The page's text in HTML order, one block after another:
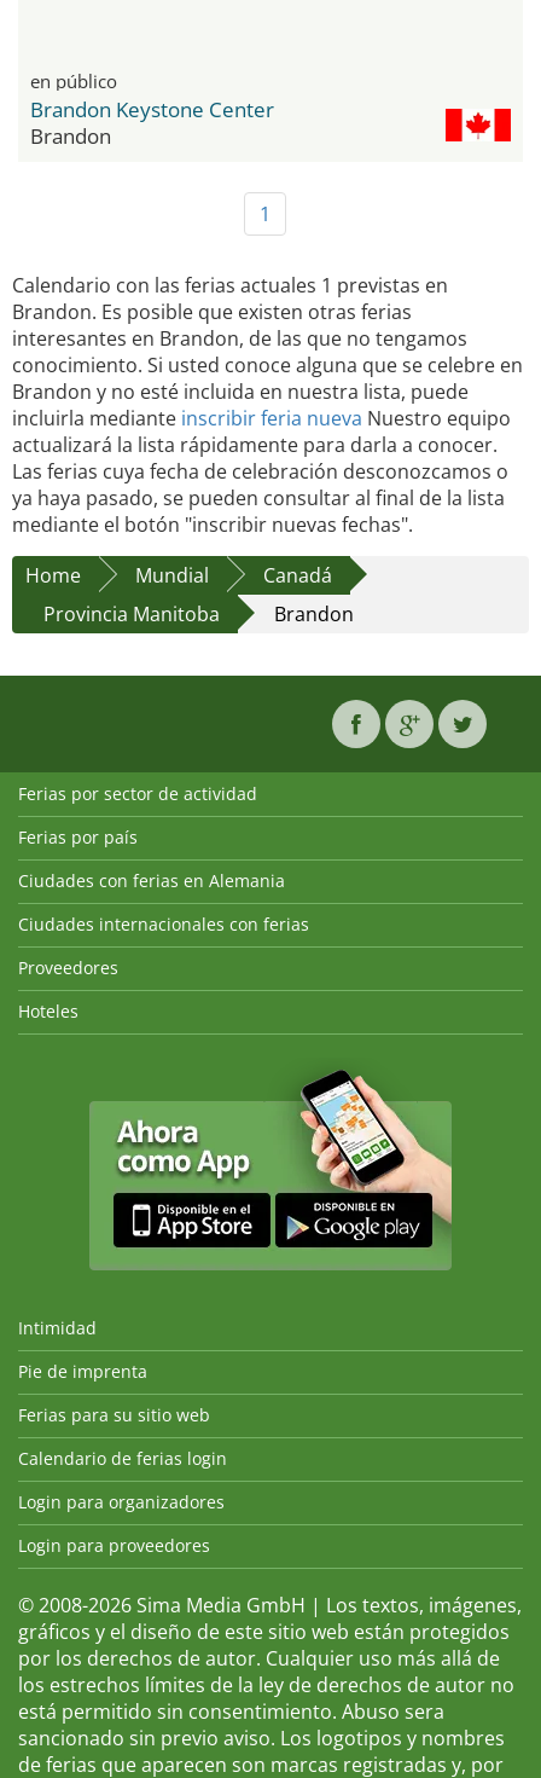
en público
Brandon Keystone Center
Brandon
1
Calendario con las ferias actuales 1 previstas en
Brandon. Es posible que existen otras ferias
interesantes en Brandon, de las que no tengamos
conocimiento. Si usted conoce alguna que se celebre en
Brandon y no esté incluida en nuestra lista, puede
incluirla mediante inscribir feria nueva Nuestro equipo
actualizará la lista rápidamente para darla a conocer.
Las ferias cuya fecha de celebración desconozcamos o
ya haya pasado, se pueden consultar al final de la lista
mediante el botón "inscribir nuevas fechas".
Home
Mundial
Canadá
Provincia Manitoba
Brandon
Ferias por sector de actividad
Ferias por país
Ciudades con ferias en Alemania
Ciudades internacionales con ferias
Proveedores
Hoteles
Intimidad
Pie de imprenta
Ferias para su sitio web
Calendario de ferias login
Login para organizadores
Login para proveedores
© 2008-2026 Sima Media GmbH | Los textos, imágenes,
gráficos y el diseño de este sitio web están protegidos
por los derechos de autor. Cualquier uso más allá de
los estrechos límites de la ley de derechos de autor no
está permitido sin consentimiento. Abuso sera
sancionado sin previo aviso. Los logotipos y nombres
de ferias que aparecen son marcas registradas y, por